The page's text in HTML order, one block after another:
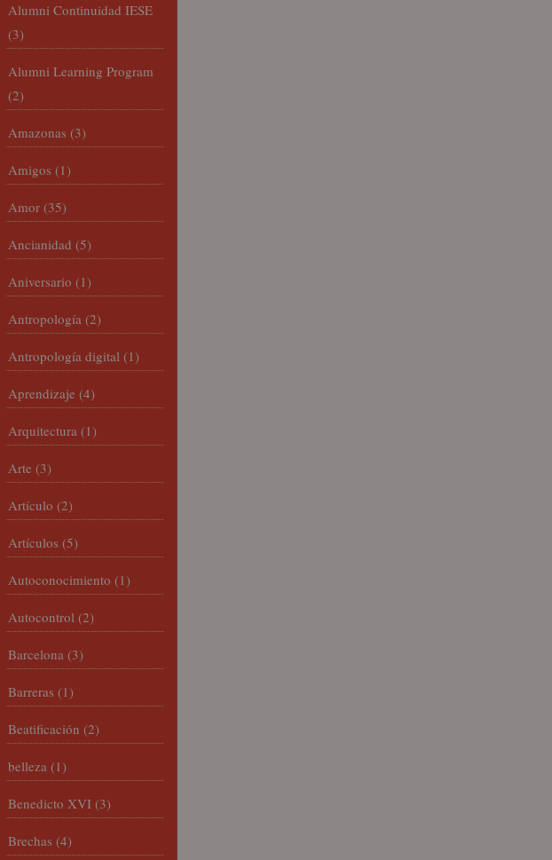
Alumni Continuidad IESE
(3)
Alumni Learning Program
(2)
Amazonas (3)
Amigos (1)
Amor (35)
Ancianidad (5)
Aniversario (1)
Antropología (2)
Antropología digital (1)
Aprendizaje (4)
Arquitectura (1)
Arte (3)
Artículo (2)
Artículos (5)
Autoconocimiento (1)
Autocontrol (2)
Barcelona (3)
Barreras (1)
Beatificación (2)
belleza (1)
Benedicto XVI (3)
Brechas (4)